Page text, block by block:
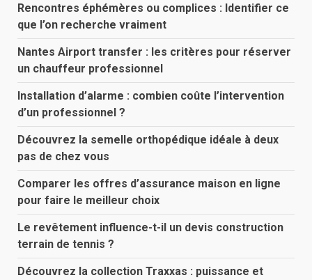
Rencontres éphémères ou complices : Identifier ce
que l’on recherche vraiment
Nantes Airport transfer : les critères pour réserver
un chauffeur professionnel
Installation d’alarme : combien coûte l’intervention
d’un professionnel ?
Découvrez la semelle orthopédique idéale à deux
pas de chez vous
Comparer les offres d’assurance maison en ligne
pour faire le meilleur choix
Le revêtement influence-t-il un devis construction
terrain de tennis ?
Découvrez la collection Traxxas : puissance et